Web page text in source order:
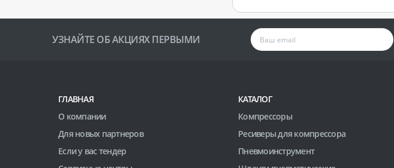
УЗНАЙТЕ ОБ АКЦИЯХ ПЕРВЫМИ
ГЛАВНАЯ
О компании
Для новых партнеров
Если у вас тендер
КАТАЛОГ
Компрессоры
Ресиверы для компрессора
Пневмоинструмент